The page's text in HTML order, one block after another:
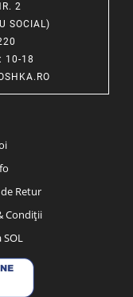
2
SOCIAL)
10-18
Retur
Condiții